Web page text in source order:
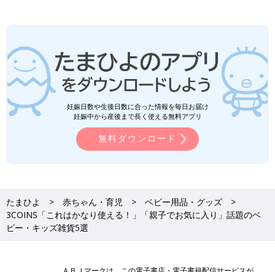
妊娠日数や生後日数に合った情報を毎日お届け
妊娠中から産後まで長く使える無料アプリ
無料ダウンロード
たまひよ 赤ちゃん・育児
ベビー用品・グッズ
3COINS「これはかなり使える！」「親子でお気に入り」話題のベ
ビー・キッズ雑貨5選